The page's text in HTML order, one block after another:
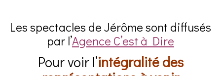
Les spectacles de Jérôme sont diffusés
par l’Agence C’est à Dire
Pour voir l’intégralité des